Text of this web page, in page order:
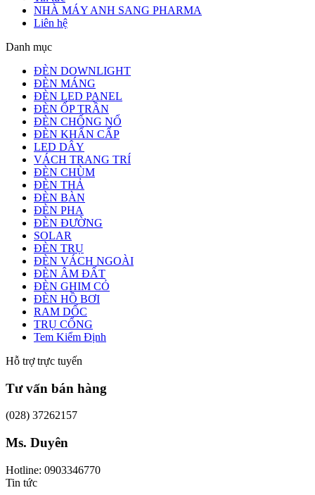
NHÀ MÁY ANH SANG PHARMA
Liên hệ
Danh mục
ĐÈN DOWNLIGHT
ĐÈN MÁNG
ĐÈN LED PANEL
ĐÈN ỐP TRẦN
ĐÈN CHỐNG NỔ
ĐÈN KHẨN CẤP
LED DÂY
VÁCH TRANG TRÍ
ĐÈN CHÙM
ĐÈN THẢ
ĐÈN BÀN
ĐÈN PHA
ĐÈN ĐƯỜNG
SOLAR
ĐÈN TRỤ
ĐÈN VÁCH NGOÀI
ĐÈN ÂM ĐẤT
ĐÈN GHIM CỎ
ĐÈN HỒ BƠI
RAM DỐC
TRỤ CỔNG
Tem Kiểm Định
Hỗ trợ trực tuyến
Tư vấn bán hàng
(028) 37262157
Ms. Duyên
Hotline: 0903346770
Tin tức